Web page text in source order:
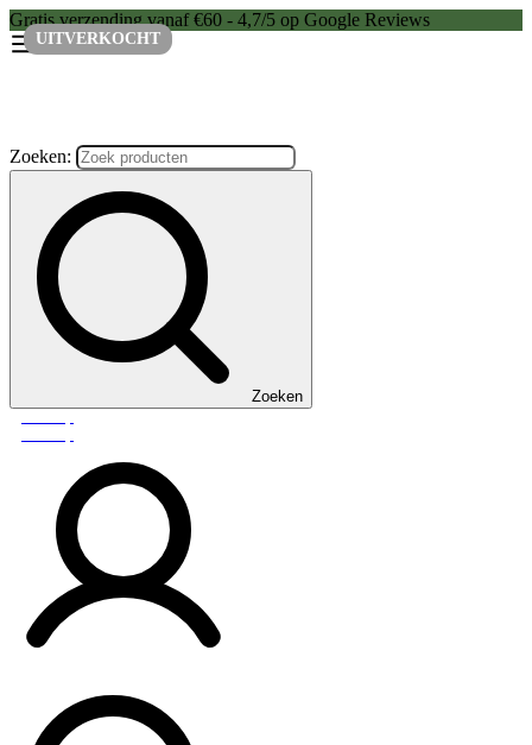
Gratis verzending vanaf €60 - 4,7/5 op Google Reviews
Zoeken:
Zoeken
UITVERKOCHT